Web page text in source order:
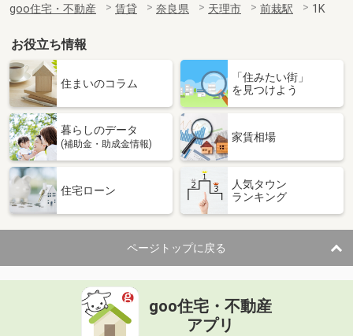
goo住宅・不動産 賃貸 奈良県 天理市 前栽駅 1K
お役立ち情報
住まいのコラム
「住みたい街」
を見つけよう
暮らしのデータ
(補助金・助成金情報)
家賃相場
住宅ローン
人気タウン
ランキング
ページトップに戻る
goo住宅・不動産
アプリ